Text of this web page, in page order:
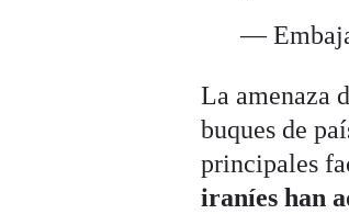
—
La amenaza
buques de
principales
iraníes han